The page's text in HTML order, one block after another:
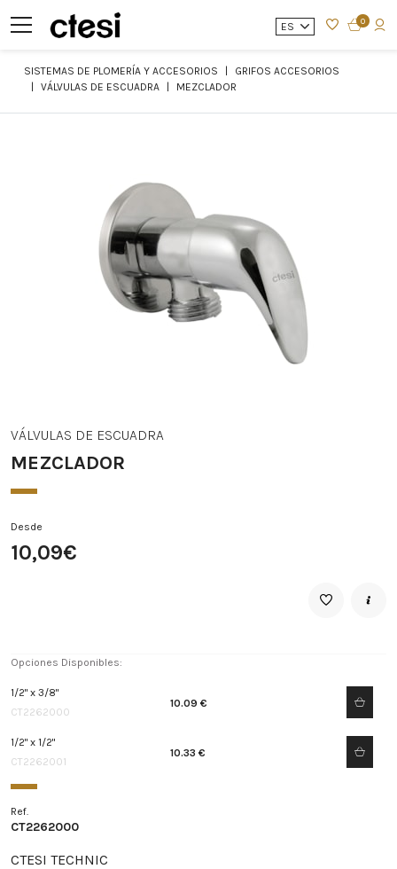
ES 0
SISTEMAS DE PLOMERÍA Y ACCESORIOS
GRIFOS ACCESORIOS
VÁLVULAS DE ESCUADRA
MEZCLADOR
VÁLVULAS DE ESCUADRA
MEZCLADOR
Desde
10,09€
Opciones Disponibles:
1/2" x 3/8"
CT2262000
10.09 €
1/2" x 1/2"
CT2262001
10.33 €
Ref.
CT2262000
CTESI TECHNIC